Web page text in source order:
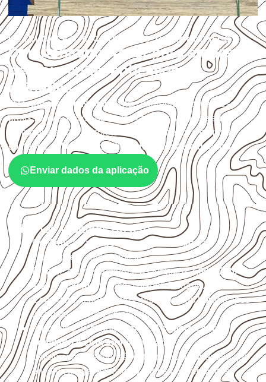
UTILIZAÇÃO E CUIDADOS DO PRODUTO
Compensado Naval para empresas
de Goianinha: aplicações e
cuidados
OCompensado Navalatende diferentes aplicações
profissionais, desde que suas características sejam
compatíveis com o projeto. A Infinity orienta a compra
conformeaplicação, medida, quantidade e destino.
Enviar dados da aplicação
Critérios técnicos de uso
Confirme se a espessura e o formatosão
compatíveis com o projeto.
Planeje o corte conforme os formatos1,60 × 2,20 m e
1,60 × 2,50 m, sujeitos à disponibilidade.
Considere acabamento e proteção das bordas após
qualquer corte ou usinagem.
Armazene as chapas em localcoberto, seco,
ventilado e com apoio nivelado
Valide com o responsável técnico qualquer uso que
envolva carga, exposição intensa ou requisitos